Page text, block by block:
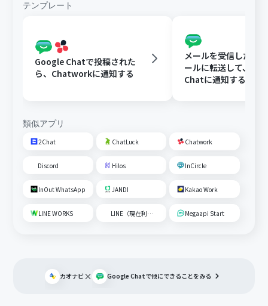
テンプレート
Google Chatで投稿された
ら、Chatworkに通知する
メールを受信したら
ールに転送して、
Chatに通知する
類似アプリ
2Chat ChatLuck Chatwork
Discord Hilos InCircle
InOut WhatsApp JANDI Kakao Work
LINE WORKS LINE（現在利用不可） Megaapi Start
カオナビ× Google Chatで他にできることをみる